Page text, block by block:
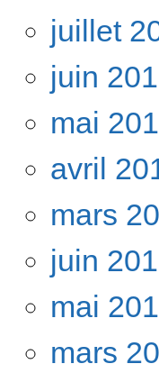
juillet
juin
mai
avril
mars
juin
mai
mars